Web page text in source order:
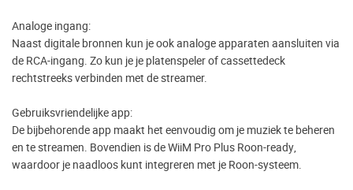
Analoge ingang:
Naast digitale bronnen kun je ook analoge apparaten aansluiten via
de RCA-ingang. Zo kun je je platenspeler of cassettedeck
rechtstreeks verbinden met de streamer.
Gebruiksvriendelijke app:
De bijbehorende app maakt het eenvoudig om je muziek te beheren
en te streamen. Bovendien is de WiiM Pro Plus Roon-ready,
waardoor je naadloos kunt integreren met je Roon-systeem.